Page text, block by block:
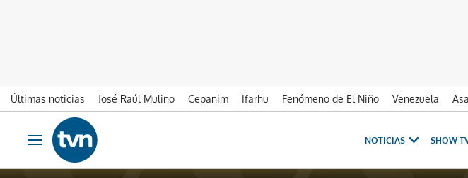
Últimas noticias José Raúl Mulino Cepanim Ifarhu Fenómeno de El Niño Venezuela
Ir al contenido
Obrir navegació
NOTICIAS SHOW